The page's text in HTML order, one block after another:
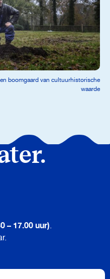
boomgaard van cultuurhistorische
waarde
– 17.00 uur).